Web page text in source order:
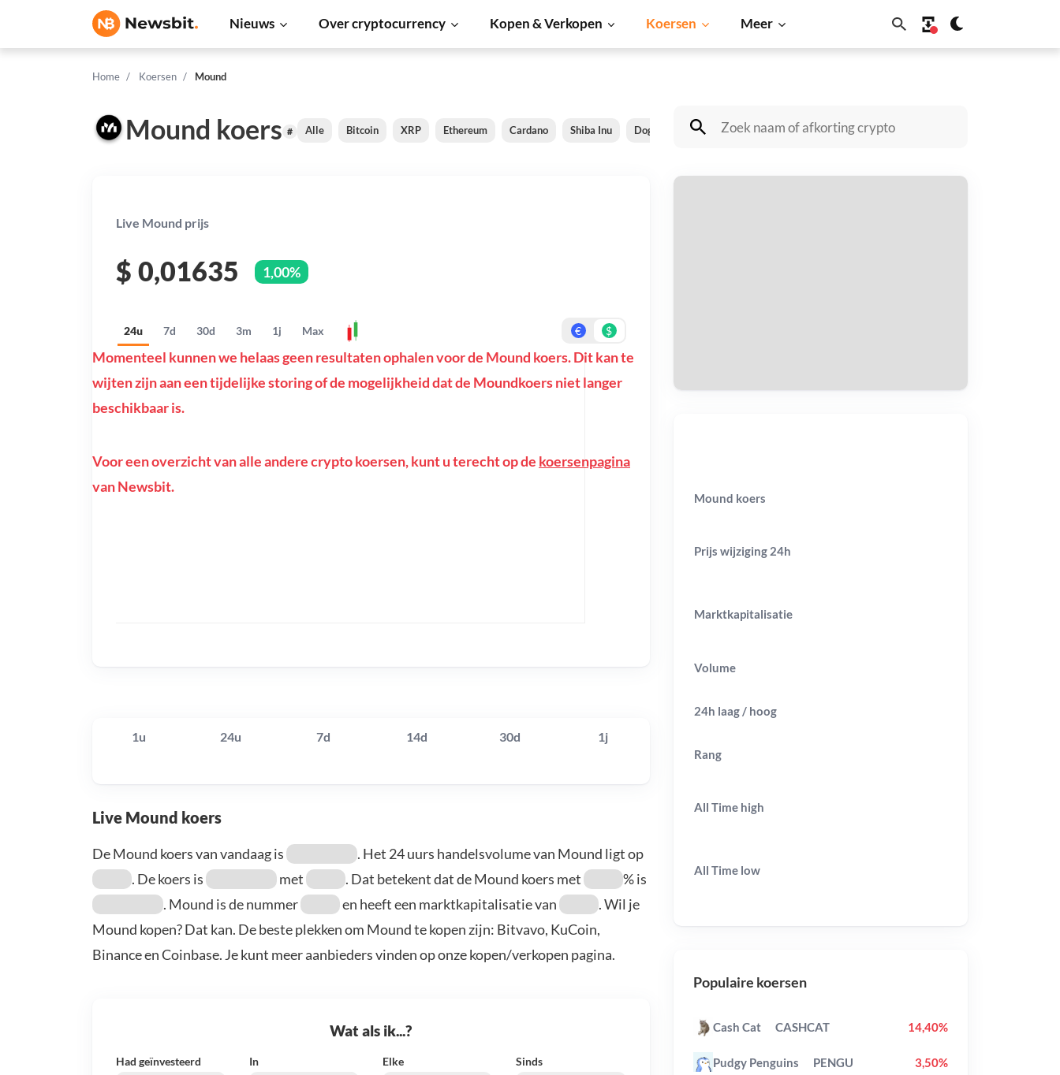
Nieuws Over cryptocurrency Kopen & Verkopen Koersen Meer
Home Koersen Mound
Mound koers # Alle Bitcoin XRP Ethereum Cardano Shiba Inu Dogecoin Solana BNB
Live Mound prijs
$ 0,01635 1,00%
24u 7d 30d 3m 1j Max € $
Momenteel kunnen we helaas geen resultaten ophalen voor de Mound koers. Dit kan te
wijten zijn aan een tijdelijke storing of de mogelijkheid dat de Moundkoers niet langer
beschikbaar is.
Voor een overzicht van alle andere crypto koersen, kunt u terecht op de koersenpagina
van Newsbit.
1u 24u 7d 14d 30d 1j
Live Mound koers
De Mound koers van vandaag is
. Het 24 uurs handelsvolume van Mound ligt op
. De koers is
met . Dat betekent dat de Mound koers met
% is
. Mound is de nummer
en heeft een marktkapitalisatie van
. Wil je
Mound kopen? Dat kan. De beste plekken om Mound te kopen zijn: Bitvavo, KuCoin,
Binance en Coinbase. Je kunt meer aanbieders vinden op onze kopen/verkopen pagina.
Wat als ik...?
Had geïnvesteerd In Elke Sinds
Mound koers
Prijs wijziging 24h
Marktkapitalisatie
Volume
24h laag / hoog
Rang
All Time high
All Time low
Populaire koersen
Cash Cat CASHCAT 14,40%
Pudgy Penguins PENGU 3,50%